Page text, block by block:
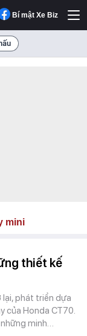
Bí mật Xe Biz
mini
thiết kế
phát triển dựa
của Honda CT70.
minh…